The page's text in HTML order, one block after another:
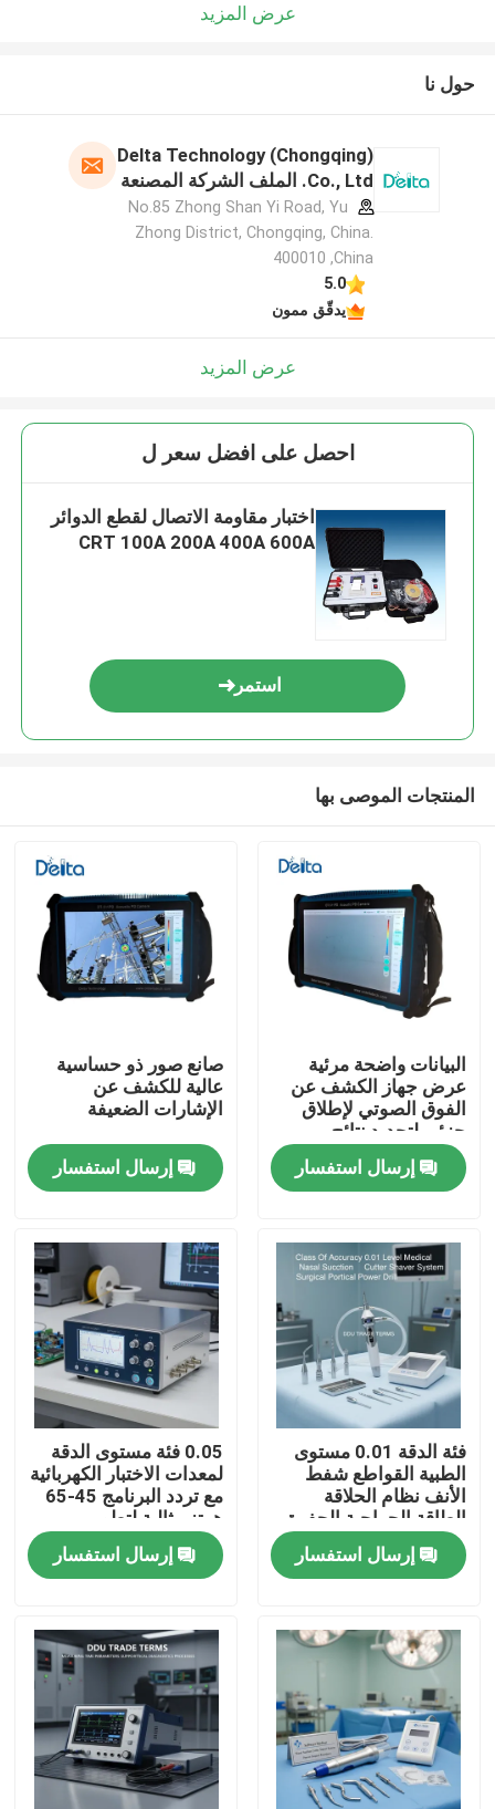
المنزل
فيديوهات
معلومات عنا
جولة في المعمل
رقابة جودة
اطلب اقتباس
معدات الاختبار الكهربائية
معدات اختبار الحريق
عرض المزيد
حول نا
Delta Technology (Chongqing)
Co., Ltd. الملف الشركة المصنعة
No.85 Zhong Shan Yi Road, Yu
Zhong District, Chongqing, China.
400010 ,China
5.0
يدقّق ممون
عرض المزيد
احصل على افضل سعر ل
اختبار مقاومة الاتصال لقطع الدوائر
CRT 100A 200A 400A 600A
استمر
المنتجات الموصى بها
البيانات واضحة مرئية
عرض جهاز الكشف عن
الفوق الصوتي لإطلاق
جزئي لتحديد نتائج
الميدان السريع
إرسال استفسار
صانع صور ذو حساسية
عالية للكشف عن
الإشارات الضعيفة
إرسال استفسار
فئة الدقة 0.01 مستوى
الطبية القواطع شفط
الأنف نظام الحلاقة
الطاقة الجراحية الحفرة
DDU شروط التجارة
المعدات الجراحية
إرسال استفسار
0.05 فئة مستوى الدقة
لمعدات الاختبار الكهربائية
مع تردد البرنامج 45-65
هرتز مثالية لتطوير
الأبحاث الكهربائية
والتحكم فيهاإرسال استفسار